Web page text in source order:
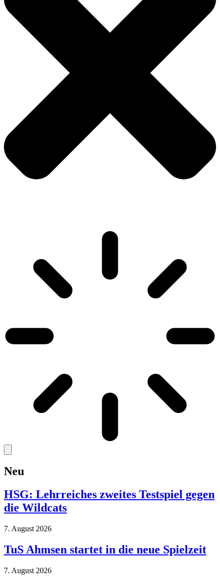
Neu
HSG: Lehrreiches zweites Testspiel gegen
die Wildcats
7. August 2026
TuS Ahmsen startet in die neue Spielzeit
7. August 2026